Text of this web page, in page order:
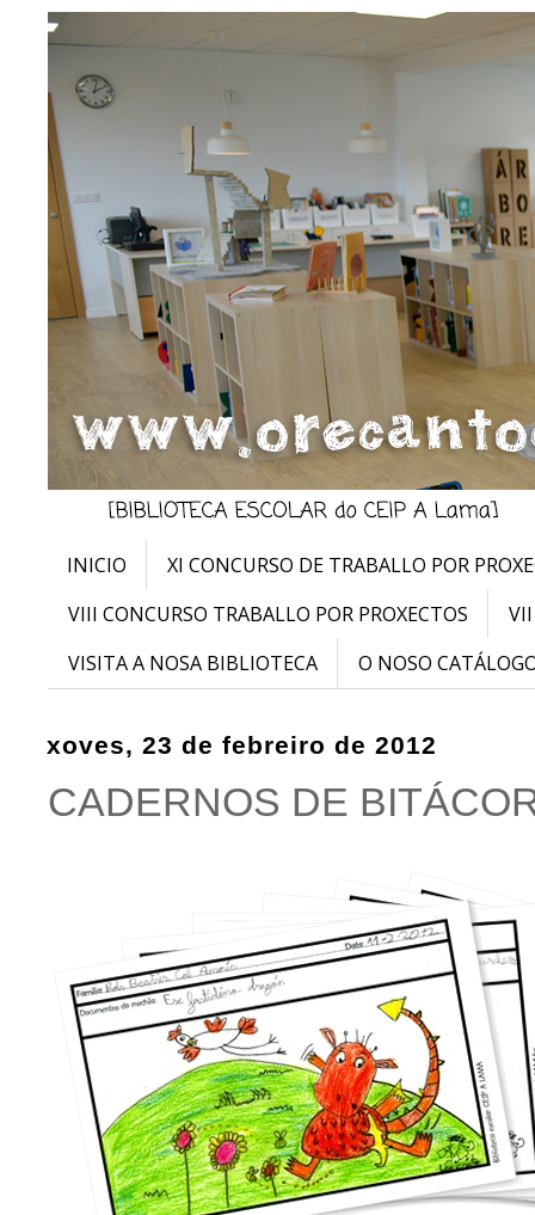
INICIO
XI CONCURSO DE TRABALLO POR
VIII CONCURSO TRABALLO POR PROXECTOS
VISITA A NOSA BIBLIOTECA
O NOSO
xoves, 23 de febreiro de 2012
CADERNOS DE